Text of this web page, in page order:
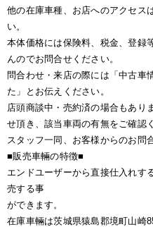
他の在庫車種、お店へのアクセス
い。
本体価格には保険料、税金、登録
んのでお問合せください。
問合わせ・来店の際には「中古車
た」とお伝えください。
店頭商談中・売約済の場合もあり
せ頂き、該当車両の有無をご確認
スタッフ一同、お客様からのお問
■販売車輛の特徴■
エンドユーザーから直接仕入れす
売する事
ができます。
在庫車輛は茨城県猿島郡境町山崎